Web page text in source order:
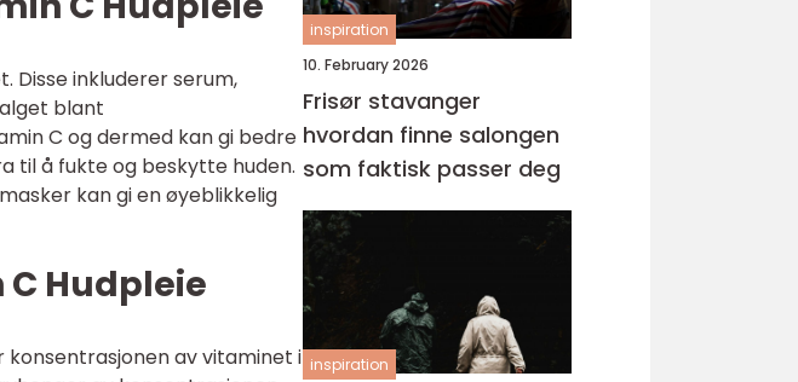
Disse inkluderer serum,
blant
C og dermed kan gi bedre
til å fukte og beskytte huden.
kan gi en øyeblikkelig
Hudpleie
av vitaminet i
inspiration
10. February 2026
Frisør stavanger
hvordan finne salongen
som faktisk passer deg
inspiration